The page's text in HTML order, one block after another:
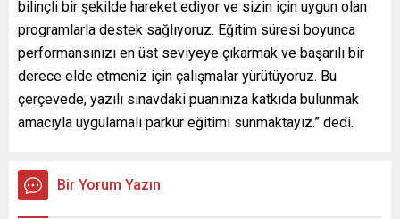
bilinçli bir şekilde hareket ediyor ve sizin için uygun olan
programlarla destek sağlıyoruz. Eğitim süresi boyunca
performansınızı en üst seviyeye çıkarmak ve başarılı bir
derece elde etmeniz için çalışmalar yürütüyoruz. Bu
çerçevede, yazılı sınavdaki puanınıza katkıda bulunmak
amacıyla uygulamalı parkur eğitimi sunmaktayız.” dedi.
Bir Yorum Yazın